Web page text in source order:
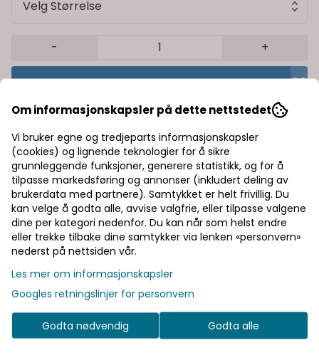
Velg Størrelse
- +
Legg i handlekurv
Rask levering av lagervarer
Halv pris på frakt
Informasjon
Produsent
Vår visjon er å gi våre kunder en unik opplevelse og
Om informasjonskapsler på dette nettstedet
Vi bruker egne og tredjeparts informasjonskapsler
(cookies) og lignende teknologier for å sikre
grunnleggende funksjoner, generere statistikk, og for å
tilpasse markedsføring og annonser (inkludert deling av
brukerdata med partnere). Samtykket er helt frivillig. Du
kan velge å godta alle, avvise valgfrie, eller tilpasse valgene
dine per kategori nedenfor. Du kan når som helst endre
eller trekke tilbake dine samtykker via lenken «personvern»
nederst på nettsiden vår.
Les mer om informasjonskapsler
Googles retningslinjer for personvern
Godta nødvendig Godta alle